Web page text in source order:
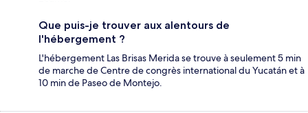
Que puis-je trouver aux alentours de
l'hébergement ?
L'hébergement Las Brisas Merida se trouve à seulement 5 min
de marche de Centre de congrès international du Yucatán et à
10 min de Paseo de Montejo.